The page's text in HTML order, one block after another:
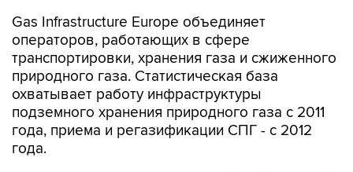
Gas Infrastructure Europe объединяет
операторов, работающих в сфере
транспортировки, хранения газа и сжиженного
природного газа. Статистическая база
охватывает работу инфраструктуры
подземного хранения природного газа с 2011
года, приема и регазификации СПГ - с 2012
года.